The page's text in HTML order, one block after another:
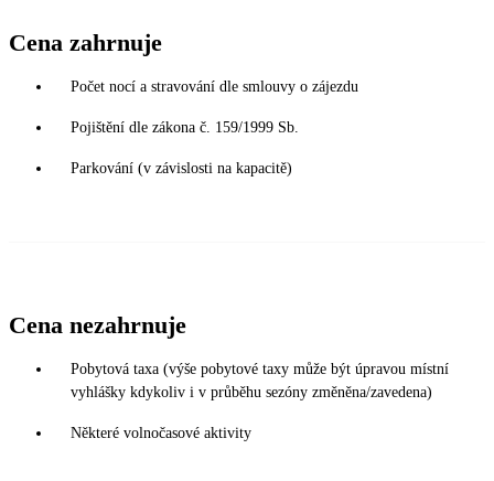
Cena zahrnuje
Počet nocí a stravování dle smlouvy o zájezdu
Pojištění dle zákona č. 159/1999 Sb.
Parkování (v závislosti na kapacitě)
Cena nezahrnuje
Pobytová taxa (výše pobytové taxy může být úpravou místní
vyhlášky kdykoliv i v průběhu sezóny změněna/zavedena)
Některé volnočasové aktivity